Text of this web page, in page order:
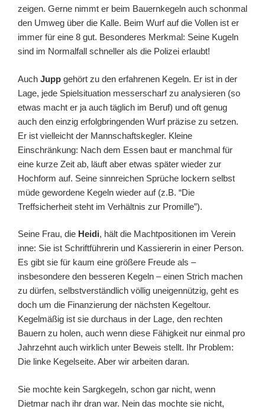
zeigen. Gerne nimmt er beim Bauernkegeln auch schonmal
den Umweg über die Kalle. Beim Wurf auf die Vollen ist er
immer für eine 8 gut. Besonderes Merkmal: Seine Kugeln
sind im Normalfall schneller als die Polizei erlaubt!
Auch Jupp gehört zu den erfahrenen Kegeln. Er ist in der
Lage, jede Spielsituation messerscharf zu analysieren (so
etwas macht er ja auch täglich im Beruf) und oft genug
auch den einzig erfolgbringenden Wurf präzise zu setzen.
Er ist vielleicht der Mannschaftskegler. Kleine
Einschränkung: Nach dem Essen baut er manchmal für
eine kurze Zeit ab, läuft aber etwas später wieder zur
Hochform auf. Seine sinnreichen Sprüche lockern selbst
müde gewordene Kegeln wieder auf (z.B. “Die
Treffsicherheit steht im Verhältnis zur Promille”).
Seine Frau, die Heidi, hält die Machtpositionen im Verein
inne: Sie ist Schriftführerin und Kassiererin in einer Person.
Es gibt sie für kaum eine größere Freude als –
insbesondere den besseren Kegeln – einen Strich machen
zu dürfen, selbstverständlich völlig uneigennützig, geht es
doch um die Finanzierung der nächsten Kegeltour.
Kegelmäßig ist sie durchaus in der Lage, den rechten
Bauern zu holen, auch wenn diese Fähigkeit nur einmal pro
Jahrzehnt auch wirklich unter Beweis stellt. Ihr Problem:
Die linke Kegelseite. Aber wir arbeiten daran.
Sie mochte kein Sargkegeln, schon gar nicht, wenn
Dietmar nach ihr dran war. Nein das mochte sie nicht,